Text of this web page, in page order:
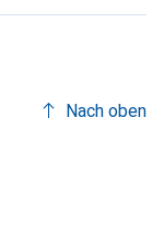
Nach oben